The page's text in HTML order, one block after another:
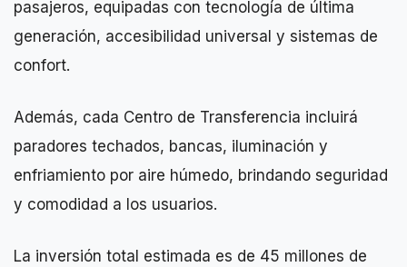
pasajeros, equipadas con tecnología de última
generación, accesibilidad universal y sistemas de
confort.
Además, cada Centro de Transferencia incluirá
paradores techados, bancas, iluminación y
enfriamiento por aire húmedo, brindando seguridad
y comodidad a los usuarios.
La inversión total estimada es de 45 millones de